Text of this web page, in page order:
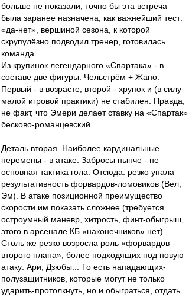
больше не показали, точно бы эта встреча
была заранее назначена, как важнейший тест:
«да-нет», вершиной сезона, к которой
скрупулёзно подводил тренер, готовилась
команда...
Из крупинок легендарного «Спартака» - в
составе две фигуры: Чельстрём + Жано.
Первый - в возрасте, второй - хрупок и (в силу
малой игровой практики) не стабилен. Правда,
не факт, что Эмери делает ставку на «Спартак»
бесково-романцевский...
Деталь вторая. Наиболее кардинальные
перемены - в атаке. Забросы нынче - не
основная тактика гола. Отсюда: резко упала
результативность форвардов-ломовиков (Вел,
Эм). В атаке позиционной преимущество
скорости им показать сложнее (требуется
остроумный маневр, хитрость, финт-обыгрыш,
этого в арсенале КБ «наконечников» нет).
Столь же резко возросла роль «форвардов
второго плана», более подходящих под новую
атаку: Ари, Дзюбы... То есть нападающих-
полузащитников, которые могут не только
ударить-протолкнуть, но и обыграться, отдать